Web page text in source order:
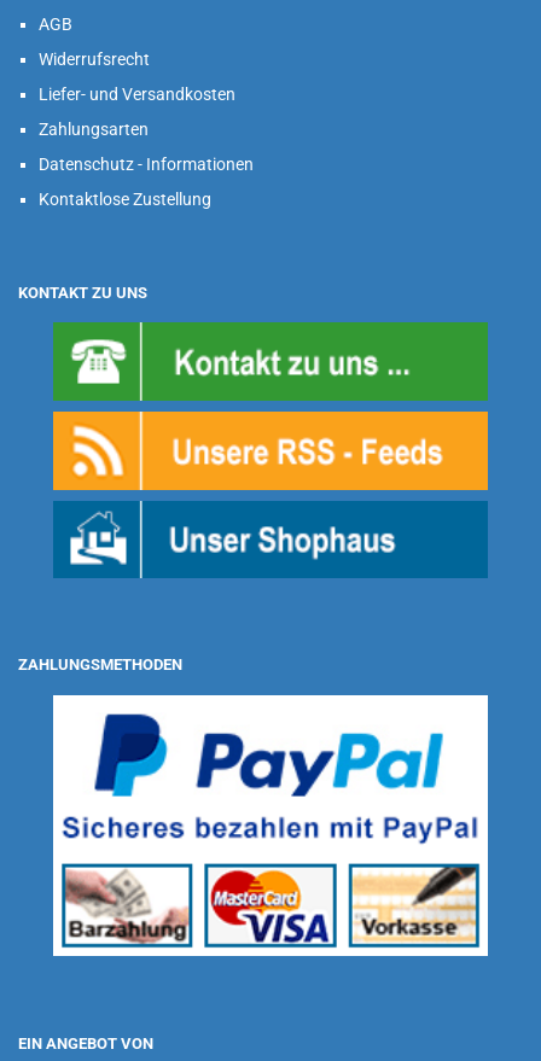
AGB
Widerrufsrecht
Liefer- und Versandkosten
Zahlungsarten
Datenschutz - Informationen
Kontaktlose Zustellung
KONTAKT ZU UNS
ZAHLUNGSMETHODEN
EIN ANGEBOT VON